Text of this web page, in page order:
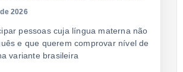
2026
pessoas cuja língua materna não
e que querem comprovar nível de
variante brasileira